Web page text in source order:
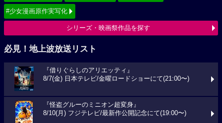
#少女漫画原作実写化
シリーズ・映画祭作品を探す
必見！地上波放送リスト
『借りぐらしのアリエッティ』
8/7(金) 日本テレビ/金曜ロードショーにて(21:00〜)
『怪盗グルーのミニオン超変身』
8/10(月) フジテレビ/最新作公開記念にて(19:00〜)